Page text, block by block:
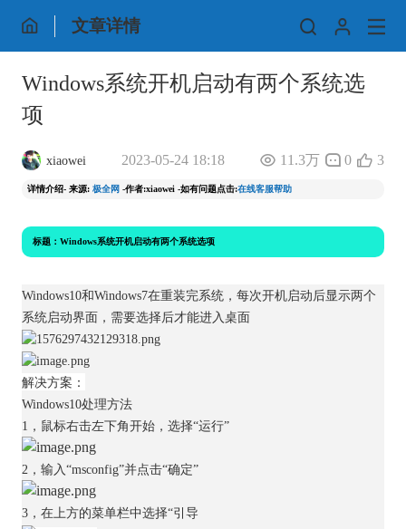
文章详情
Windows系统开机启动有两个系统选
项
xiaowei 2023-05-24 18:18 11.3万 0 3
详情介绍- 来源: 极全网 -作者:xiaowei -如有问题点击:在线客服帮助
标题：Windows系统开机启动有两个系统选项
Windows10和Windows7在重装完系统，每次开机启动后显示两个
系统启动界面，需要选择后才能进入桌面
解决方案：
Windows10处理方法
1，鼠标右击左下角开始，选择“运行”
2，输入“msconfig”并点击“确定”
3，在上方的菜单栏中选择“引导